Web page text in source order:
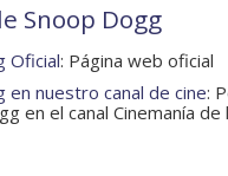
Snoop Dogg
Oficial: Página web oficial
en nuestro canal de cine:
en el canal Cinemanía